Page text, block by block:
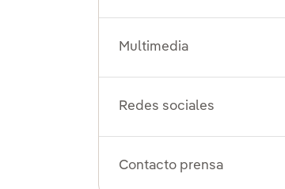
Multimedia
Redes sociales
Contacto prensa